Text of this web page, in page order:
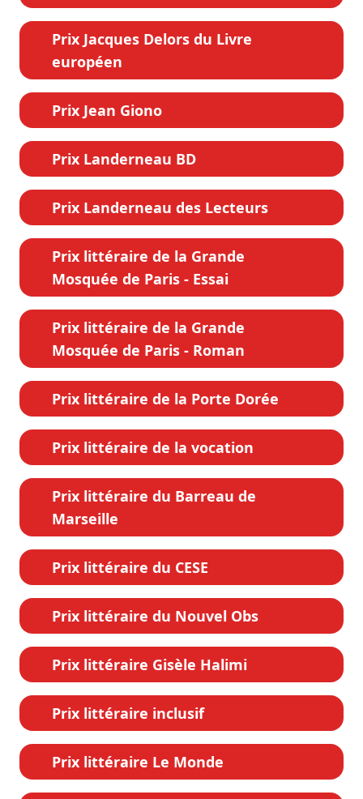
Prix Jacques Delors du Livre
européen
Prix Jean Giono
Prix Landerneau BD
Prix Landerneau des Lecteurs
Prix littéraire de la Grande
Mosquée de Paris - Essai
Prix littéraire de la Grande
Mosquée de Paris - Roman
Prix littéraire de la Porte Dorée
Prix littéraire de la vocation
Prix littéraire du Barreau de
Marseille
Prix littéraire du CESE
Prix littéraire du Nouvel Obs
Prix littéraire Gisèle Halimi
Prix littéraire inclusif
Prix littéraire Le Monde